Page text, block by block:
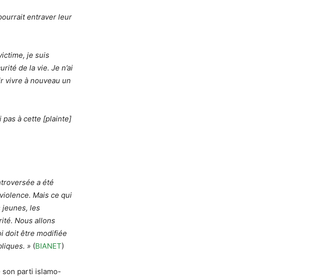
entraver leur
je suis
de la vie. Je n’ai
vivre à nouveau un
pas à cette [plainte]
a été
Mais ce qui
jeunes, les
Nous allons
doit être modifiée
» (BIANET)
son parti islamo-